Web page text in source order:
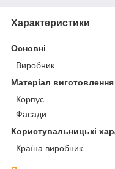
Характеристики
Основні
Виробник
Матеріал виготовлення
Корпус
Фасади
Користувальницькі
Країна виробник